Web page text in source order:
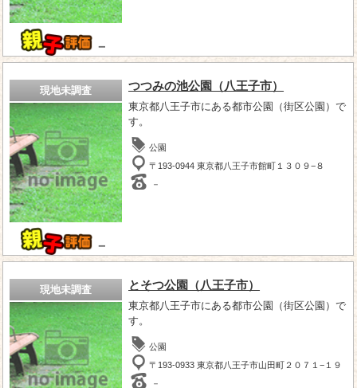
－
現地未調査
－
つつみの池公園（八王子市）
東京都八王子市にある都市公園（街区公園）で
す。
公園
〒193-0944 東京都八王子市館町１３０９−８
－
現地未調査 とそつ公園（八王子市）
東京都八王子市にある都市公園（街区公園）で
す。
公園
〒193-0933 東京都八王子市山田町２０７１−１９
－